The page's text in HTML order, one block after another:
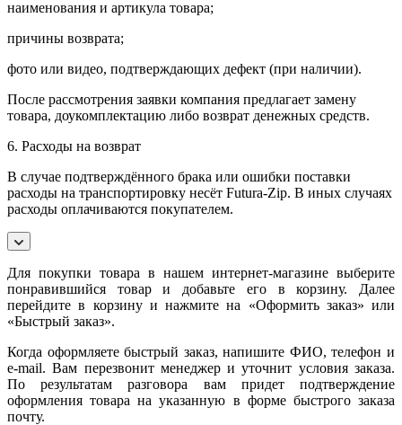
наименования и артикула товара;
причины возврата;
фото или видео, подтверждающих дефект (при наличии).
После рассмотрения заявки компания предлагает замену
товара, доукомплектацию либо возврат денежных средств.
6. Расходы на возврат
В случае подтверждённого брака или ошибки поставки
расходы на транспортировку несёт Futura-Zip. В иных случаях
расходы оплачиваются покупателем.
Для покупки товара в нашем интернет-магазине выберите
понравившийся товар и добавьте его в корзину. Далее
перейдите в корзину и нажмите на «Оформить заказ» или
«Быстрый заказ».
Когда оформляете быстрый заказ, напишите ФИО, телефон и
e-mail. Вам перезвонит менеджер и уточнит условия заказа.
По результатам разговора вам придет подтверждение
оформления товара на указанную в форме быстрого заказа
почту.